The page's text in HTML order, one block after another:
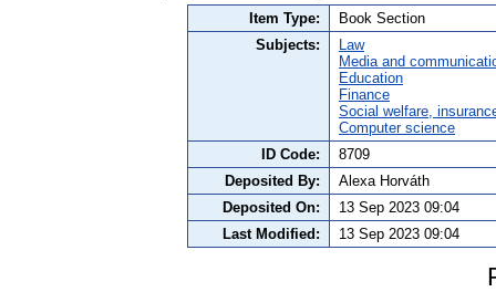
Item Type:
Book Section
Subjects:
Law
Media and
Education
Finance
Social welfare,
Computer science
ID Code:
8709
Deposited By:
Alexa Horváth
Deposited On:
13 Sep 2023 09:04
Last Modified:
13 Sep 2023 09:04